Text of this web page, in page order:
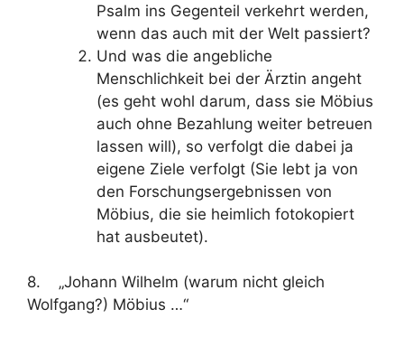
Psalm ins Gegenteil verkehrt werden,
wenn das auch mit der Welt passiert?
Und was die angebliche
Menschlichkeit bei der Ärztin angeht
(es geht wohl darum, dass sie Möbius
auch ohne Bezahlung weiter betreuen
lassen will), so verfolgt die dabei ja
eigene Ziele verfolgt (Sie lebt ja von
den Forschungsergebnissen von
Möbius, die sie heimlich fotokopiert
hat ausbeutet).
8. „Johann Wilhelm (warum nicht gleich
Wolfgang?) Möbius …“